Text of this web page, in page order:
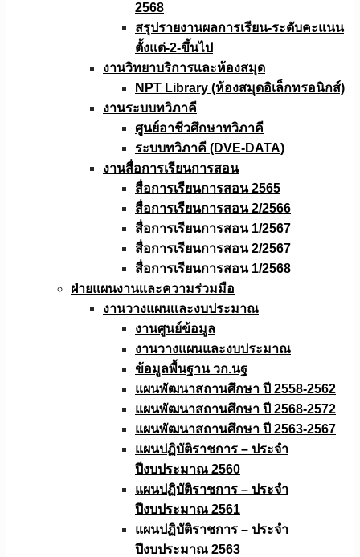
2568
สรุปรายงานผลการเรียน-ระดับคะแนน
ตั้งแต่-2-ขึ้นไป
งานวิทยาบริการเเละห้องสมุด
NPT Library (ห้องสมุดอิเล็กทรอนิกส์)
งานระบบทวิภาคี
ศูนย์อาชีวศึกษาทวิภาคี
ระบบทวิภาคี (DVE-DATA)
งานสื่อการเรียนการสอน
สื่อการเรียนการสอน 2565
สื่อการเรียนการสอน 2/2566
สื่อการเรียนการสอน 1/2567
สื่อการเรียนการสอน 2/2567
สื่อการเรียนการสอน 1/2568
ฝ่ายแผนงานเเละความร่วมมือ
งานวางแผนเเละงบประมาณ
งานศูนย์ข้อมูล
งานวางแผนและงบประมาณ
ข้อมูลพื้นฐาน วก.นฐ
แผนพัฒนาสถานศึกษา ปี 2558-2562
แผนพัฒนาสถานศึกษา ปี 2568-2572
แผนพัฒนาสถานศึกษา ปี 2563-2567
แผนปฏิบัติราชการ – ประจำ
ปีงบประมาณ 2560
แผนปฏิบัติราชการ – ประจำ
ปีงบประมาณ 2561
แผนปฏิบัติราชการ – ประจำ
ปีงบประมาณ 2563